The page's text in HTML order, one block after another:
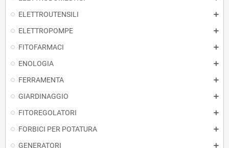
ELETTROUTENSILI
ELETTROPOMPE
FITOFARMACI
ENOLOGIA
FERRAMENTA
GIARDINAGGIO
FITOREGOLATORI
FORBICI PER POTATURA
GENERATORI